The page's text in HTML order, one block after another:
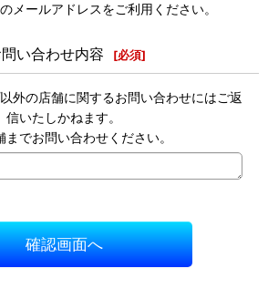
メールアドレスをご利用ください。
い合わせ内容 [必須]
外の店舗に関するお問い合わせにはご返
信いたしかねます。
までお問い合わせください。
確認画面へ